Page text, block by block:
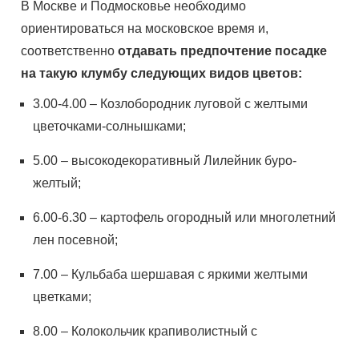
В Москве и Подмосковье необходимо
ориентироваться на московское время и,
соответственноотдавать предпочтение посадке
на такую клумбу следующих видов цветов:
3.00-4.00 – Козлобородник луговой с желтыми
цветочками-солнышками;
5.00 – высокодекоративный Лилейник буро-
желтый;
6.00-6.30 – картофель огородный или многолетний
лен посевной;
7.00 – Кульбаба шершавая с яркими желтыми
цветками;
8.00 – Колокольчик крапиволистный с